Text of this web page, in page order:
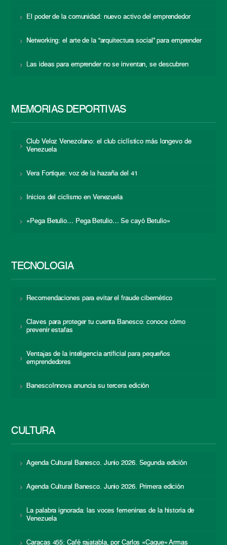
El poder de la comunidad: nuevo activo del emprendedor
Networking: el arte de la “arquitectura social” para emprender
Las ideas para emprender no se inventan, se descubren
MEMORIAS DEPORTIVAS
Club Veloz Venezolano: el club ciclístico más longevo de
Venezuela
Vera Fortique: voz de la hazaña del 41
Inicios del ciclismo en Venezuela
«Pega Betulio… Pega Betulio… Se cayó Betulio»
TECNOLOGÍA
Recomendaciones para evitar el fraude cibernético
Claves para proteger tu cuenta Banesco: conoce cómo
prevenir estafas
Ventajas de la inteligencia artificial para pequeños
emprendedores
BanescoInnova anuncia su tercera edición
CULTURA
Agenda Cultural Banesco. Junio 2026. Segunda edición
Agenda Cultural Banesco. Junio 2026. Primera edición
La palabra ignorada: las voces femeninas de la historia de
Venezuela
Caracas 455: Café rajatabla, por Carlos «Caque» Armas